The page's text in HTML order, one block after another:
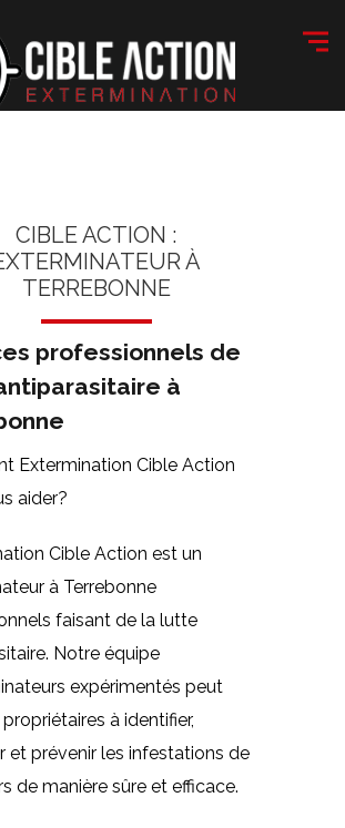
CIBLE ACTION :
À
TERREBONNE
professionnels de
à
Extermination Cible Action
aider?
Cible Action est un
à Terrebonne
faisant de la lutte
Notre équipe
expérimentés peut
à identifier,
et prévenir les infestations de
de manière sûre et efficace.